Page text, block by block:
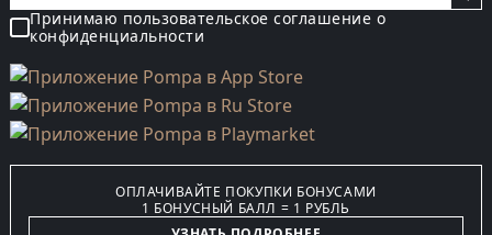
Принимаю пользовательское соглашение о
конфиденциальности
ОПЛАЧИВАЙТЕ ПОКУПКИ БОНУСАМИ
1 БОНУСНЫЙ БАЛЛ = 1 РУБЛЬ